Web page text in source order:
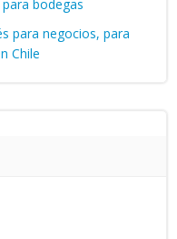
bodegas
para negocios, para
Chile